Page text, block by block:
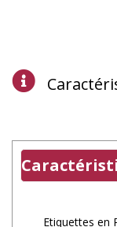
Etiquettes en